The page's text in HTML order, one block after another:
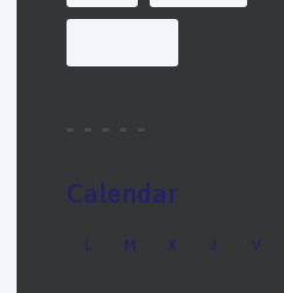
Calendar
L M X J V